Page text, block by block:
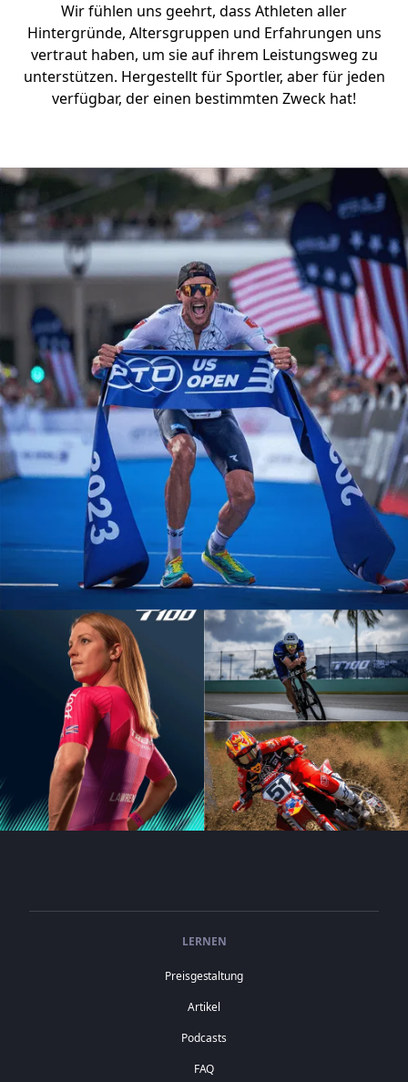
Wir fühlen uns geehrt, dass Athleten aller
Hintergründe, Altersgruppen und Erfahrungen uns
vertraut haben, um sie auf ihrem Leistungsweg zu
unterstützen. Hergestellt für Sportler, aber für jeden
verfügbar, der einen bestimmten Zweck hat!
Jan Frodeno
Ben Kanute
Triathlete
LERNEN
Preisgestaltung
Artikel
Podcasts
FAQ